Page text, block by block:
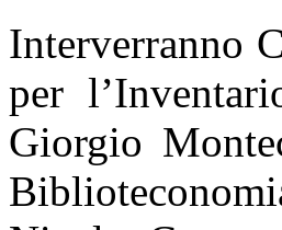
Interverranno
per
Giorgio